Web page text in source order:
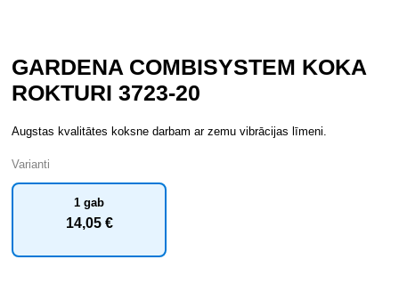
GARDENA COMBISYSTEM KOKA
ROKTURI 3723-20
Augstas kvalitātes koksne darbam ar zemu vibrācijas līmeni.
Varianti
1 gab
14,05 €